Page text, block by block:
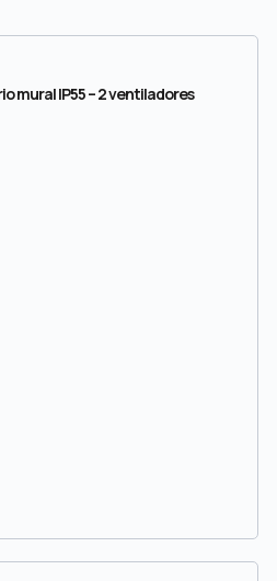
mural IP55 – 2 ventiladores